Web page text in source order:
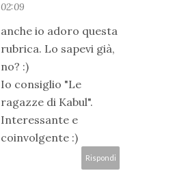
02:09
anche io adoro questa
rubrica. Lo sapevi già,
no? :)
Io consiglio "Le
ragazze di Kabul".
Interessante e
coinvolgente :)
Rispondi